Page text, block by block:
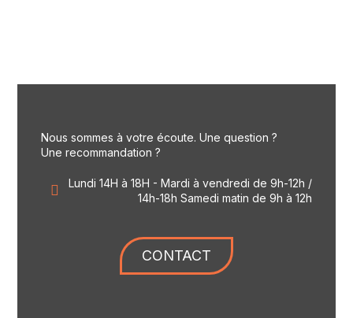
Nous sommes à votre écoute. Une question ?
Une recommandation ?
Lundi 14H à 18H - Mardi à vendredi de 9h-12h /
14h-18h Samedi matin de 9h à 12h
CONTACT